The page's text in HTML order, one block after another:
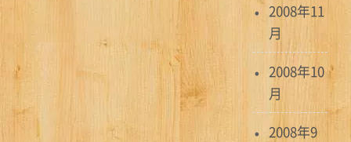
2008年11
月
2008年10
月
2008年9